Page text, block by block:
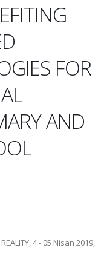
FOR
AND
4 - 05 Nisan 2019,